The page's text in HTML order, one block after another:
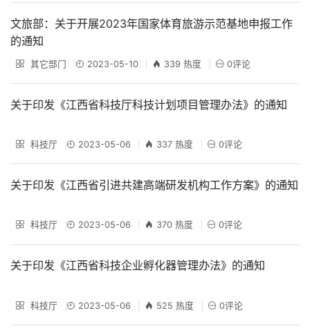
文旅部：关于开展2023年国家体育旅游示范基地申报工作
的通知
其它部门 2023-05-10 339 热度 0评论
关于印发《江西省科技厅科技计划项目管理办法》的通知
科技厅 2023-05-06 337 热度 0评论
关于印发《江西省引进共建高端研发机构工作方案》的通知
科技厅 2023-05-06 370 热度 0评论
关于印发《江西省科技企业孵化器管理办法》的通知
科技厅 2023-05-06 525 热度 0评论